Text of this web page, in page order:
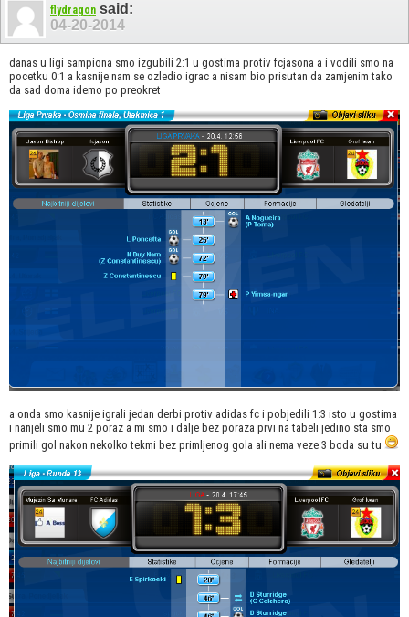
flydragon said:
04-20-2014
danas u ligi sampiona smo izgubili 2:1 u gostima protiv fcjasona a i vodili smo na
pocetku 0:1 a kasnije nam se ozledio igrac a nisam bio prisutan da zamjenim tako
da sad doma idemo po preokret
a onda smo kasnije igrali jedan derbi protiv adidas fc i pobjedili 1:3 isto u gostima
i nanjeli smo mu 2 poraz a mi smo i dalje bez poraza prvi na tabeli jedino sta smo
primili gol nakon nekolko tekmi bez primljenog gola ali nema veze 3 boda su tu